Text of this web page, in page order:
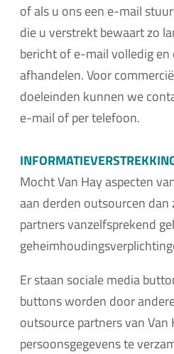
of als u ons een e-mail
die u verstrekt bewaart zo
bericht of e-mail volledig
afhandelen. Voor
doeleinden kunnen we
e-mail of per telefoon.
Mocht Van Hay aspecten
aan derden outsourcen
partners vanzelfsprekend
Er staan sociale media
buttons worden door
outsource partners van Van
persoonsgegevens te